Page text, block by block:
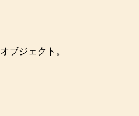
オブジェクト。